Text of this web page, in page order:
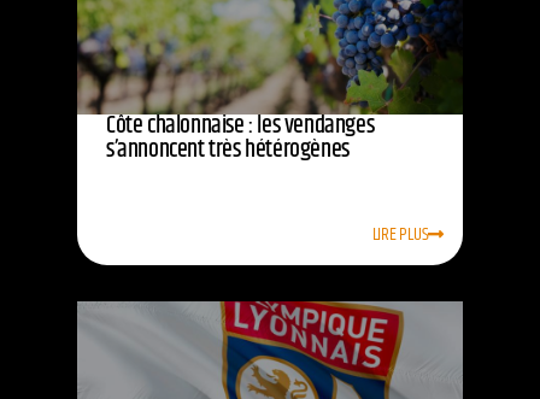
Côte chalonnaise : les vendanges
s’annoncent très hétérogènes
LIRE PLUS